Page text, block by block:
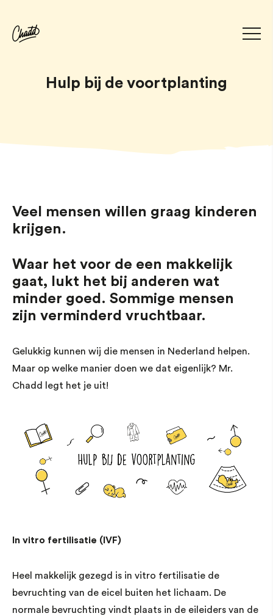
Hulp bij de voortplanting
Veel mensen willen graag kinderen
krijgen.
Waar het voor de een makkelijk
gaat, lukt het bij anderen wat
minder goed. Sommige mensen
zijn verminderd vruchtbaar.
Gelukkig kunnen wij die mensen in Nederland helpen.
Maar op welke manier doen we dat eigenlijk? Mr.
Chadd legt het je uit!
In vitro fertilisatie (IVF)
Heel makkelijk gezegd is in vitro fertilisatie de
bevruchting van de eicel buiten het lichaam. De
normale bevruchting vindt plaats in de eileiders van de